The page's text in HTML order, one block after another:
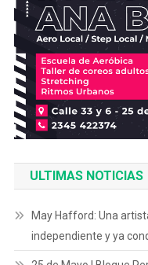
ULTIMAS NOTICIAS
May Hafford: Una
independiente y ya